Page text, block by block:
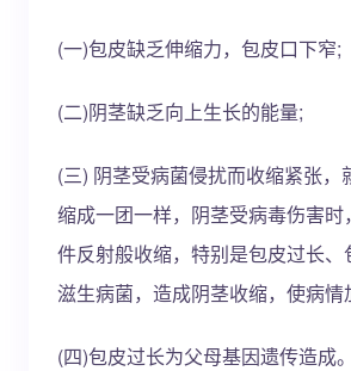
(一)包皮缺乏伸缩力，包皮口下窄;
(二)阴茎缺乏向上生长的能量;
(三) 阴茎受病菌侵扰而收缩紧张，
缩成一团一样，阴茎受病毒伤害时
件反射般收缩，特别是包皮过长、
滋生病菌，造成阴茎收缩，使病情
(四)包皮过长为父母基因遗传造成。